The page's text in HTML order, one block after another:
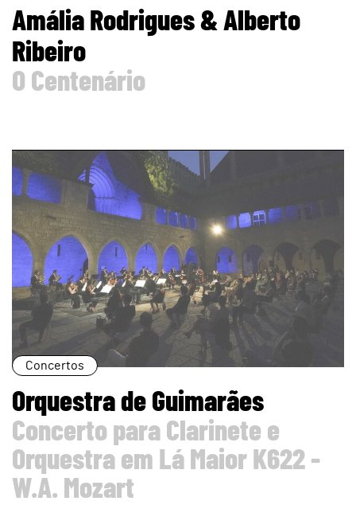
Amália Rodrigues & Alberto
Ribeiro
O Centenário
page
Concertos
Orquestra de Guimarães
Concerto para Clarinete e
Orquestra em Lá Maior K622 -
W.A. Mozart